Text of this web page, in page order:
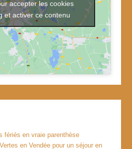
accepter les cookies
et activer ce contenu
fériés en vraie parenthèse
en Vendée pour un séjour en